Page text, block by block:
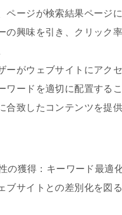
ページが検索結果ページ
の興味を引き、クリック
ーがウェブサイトにアク
ワードを適切に配置する
合致したコンテンツを提
の獲得：キーワード最適
ブサイトとの差別化を図